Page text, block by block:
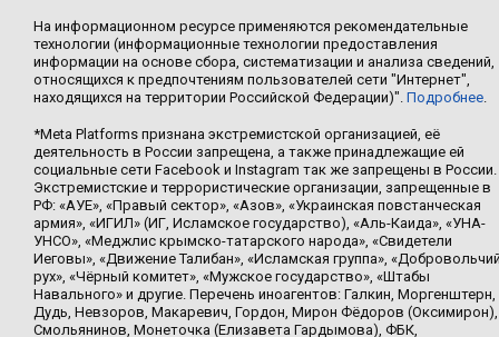
На информационном ресурсе применяются рекомендательные
технологии (информационные технологии предоставления
информации на основе сбора, систематизации и анализа сведений,
относящихся к предпочтениям пользователей сети "Интернет",
находящихся на территории Российской Федерации)". Подробнее
*Meta Platforms признана экстремистской организацией, её
деятельность в России запрещена, а также принадлежащие ей
социальные сети Facebook и Instagram так же запрещены в России.
Экстремистские и террористические организации, запрещенные в
РФ: «АУЕ», «Правый сектор», «Азов», «Украинская повстанческая
армия», «ИГИЛ» (ИГ, Исламское государство), «Аль-Каида», «УНА-
УНСО», «Меджлис крымско-татарского народа», «Свидетели
Иеговы», «Движение Талибан», «Исламская группа»,
рух», «Чёрный комитет», «Мужское государство», «Штабы
Навального» и другие. Перечень иноагентов: Галкин, Моргенштерн,
Дудь, Невзоров, Макаревич, Гордон, Мирон Фёдоров (Оксимирон),
Смольянинов, Монеточка (Елизавета Гардымова), ФБК,